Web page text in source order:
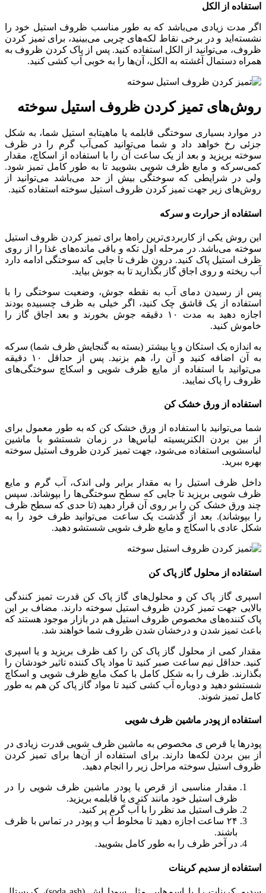
استفاده از الکل
اگر مدت زیادی می‌باشد که به‌ طور مناسب ظروف استیل خود را
نشسته‌اید و در برخی نقاط لکه‌‌های چربی می‌بینید، برای تمیز کردن
ظروف، می‌توانید از الکل استفاده کنید. پس از پاک کردن ظروف به
همراه دستمال آغشته به الکل، آن‌‌ها را به خوبی آب‌ کشی کنید.
روش‌‌های تمیز کردن ظروف استیل سوخته
در موارد بسیاری سوختگی قابلمه یا ماهیتابه استیل شما، به‌ شکل
جزئی رخ خواهد داد و شما می‌توانید کمی‌آب گرم را در ظرف
سوخته بریزید و بعد از یک ساعت آن را با استفاده از اسکاچ، مقدار
کمی‌سرکه و مایع ظرف‌ شویی بشویید تا به طور کامل تمیز شود.
ولی در شرایطی که سوختگی بیش‌ از حد می‌باشد می‌توانید از
روش‌‌های زیر جهت تمیز کردن ظروف استیل سوخته استفاده کنید.
استفاده از حرارت و سرکه
این روش یکی از کاربردی‌‌ترین راه‌‌ها برای تمیز کردن ظروف استیل
سوخته می‌باشد. در مرحله اول تکه و باقی ‌مانده‌های غذا را از روی
ظرف استیل پاک کنید. درون ظرف تا جایی که سوختگی ادامه دارد
آب ریخته و روی اجاق گاز بگذارید تا به جوش بیاید.
پس از رسیدن دمای آب به نقطه‌ جوش، وضعیت سوختگی را با
استفاده از یک قاشق چک کنید، اگر خیلی به ظرف چسبیده‌ بودند
اجازه دهید به مدت ۱۰ دقیقه جوش بخورند و بعد اجاق گاز را
خاموش‌ کنید.
به اندازه یک استکان و یا بیشتر (بسته به گنجایش ظرف شما) سرکه
به آن اضافه کنید و آن را، هم بزنید. پس از حداقل ۱۰ دقیقه
می‌توانید با استفاده از مایع ظرف‌ شویی و اسکاچ سوختگی‌‌های
ظروف را پاک‌ نمایید.
استفاده از ورق خشک‌ کن
شما می‌توانید با استفاده از ورق خشک‌ کن که به طور معمول برای
از بین بردن الکتریسیته لباس‌‌ها در زمان شستشو با ماشین
لباسشویی استفاده می‌شود، جهت تمیز کردن ظروف استیل سوخته
بهره ببرید.
داخل ظرف استیل را به مقدار برابر ولی اندک، آب گرم و‌ مایع
ظرف شویی بریزید تا‌ جایی‌ که سطح سوختگی‌‌ها را بپوشاند. سپس
چند ورق خشک‌ کن را بر روی آن قرار دهید (تا ‌حدی ‌که سطح ظرف
را بپوشاند). بعد از گذشت یک ساعت می‌توانید ظرف خود را به
‌شکل عادی با اسکاچ و مایع ظرف‌ شویی شستشو دهید.
استفاده از محلول گاز پاک ‌کن
اسپری گاز پاک‌ کن و محلول‌های گاز پاک کن قدرت تمیز کنندگی
بالایی جهت تمیز کردن ظروف استیل سوخته دارند. مضاف بر این
پاک‌ کننده‌‌های مخصوص ظروف استیل هم در بازار موجود هستند که
باعث تمیز شدن و درخشان شدن ظروف شما خواهند شد.
مقدار کمی‌ از محلول گاز پاک‌ کن را کف ظرف بریزید و یا اسپری
کنید. حداقل نیم ساعت صبر کنید تا مواد پاک‌ کننده تاثیر خودشان را
بگذارند. ظرف را به‌ شکل کامل با کمک مایع ظرف‌ شویی و اسکاچ
شستشو دهید و دوباره آب‌ کشی کنید تا مواد گاز پاک‌ کن هم به طور
کامل تمیز شوند.
استفاده از پودر ماشین ظرف‌ شویی
پودر‌ها یا قرص ی مخصوص به ماشین ظرف‌ شویی قدرت زیادی در
از بین بردن لکه‌‌ها دارند. برای استفاده از آن‌‌ها برای تمیز کردن
ظروف استیل سوخته مراحل زیر را انجام دهید.
مقدار مناسبی از قرص یا پودر ماشین ظرف‌ شویی را در
ظرف استیل خود مانند کتری یا قابلمه بریزید.
ظرف استیل مد نظر را با آب گرم پر کنید.
۲۴ ساعت اجازه دهید تا مخلوط آب و پودر در تماس با ظرف
باشند.
در آخر ظرف را به طور کامل بشویید.
استفاده از سدیم کربنات